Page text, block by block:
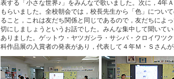
表する「小さな世界♪」をみんなで歌いました。次に，4年
もらいました。全校朝会では，校長先生から「色」につい
ること，これは友だち関係と同じであるので，友だちによ
切にしましょうというお話でした。みんな集中して聞いて
ありました。ゲットウ・ヤツガシラ・サシバ・クロイワツ
科作品展の入賞者の発表があり，代表して４年Ｍ・Ｓさんが